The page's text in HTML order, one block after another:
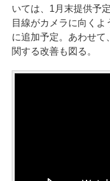
いては、1月末提供予
目線がカメラに向く
に追加予定。あわせて
関する改善も図る。